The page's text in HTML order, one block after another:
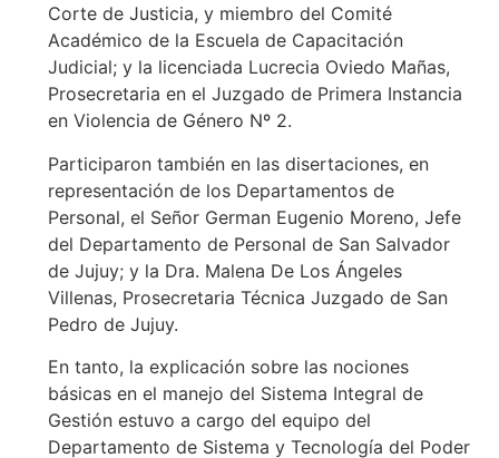
Corte de Justicia, y miembro del Comité
Académico de la Escuela de Capacitación
Judicial; y la licenciada Lucrecia Oviedo Mañas,
Prosecretaria en el Juzgado de Primera Instancia
en Violencia de Género Nº 2.
Participaron también en las disertaciones, en
representación de los Departamentos de
Personal, el Señor German Eugenio Moreno, Jefe
del Departamento de Personal de San Salvador
de Jujuy; y la Dra. Malena De Los Ángeles
Villenas, Prosecretaria Técnica Juzgado de San
Pedro de Jujuy.
En tanto, la explicación sobre las nociones
básicas en el manejo del Sistema Integral de
Gestión estuvo a cargo del equipo del
Departamento de Sistema y Tecnología del Poder